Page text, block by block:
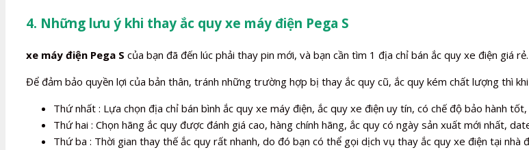
4. Những lưu ý khi thay ắc quy xe máy điện Pega S
xe máy điện Pega S của bạn đã đến lúc phải thay pin mới, và bạn cần tìm 1 địa chỉ bán ắc quy xe điện giá rẻ.
Để đảm bảo quyền lợi của bản thân, tránh những trường hợp bị thay ắc quy cũ, ắc quy kém chất lượng thì
Thứ nhất : Lựa chọn địa chỉ bán bình ắc quy xe máy điện, ắc quy xe điện uy tín, có chế độ bảo hành
Thứ hai : Chọn hãng ắc quy được đánh giá cao, hàng chính hãng, ắc quy có ngày sản xuất mới nhất,
Thứ ba : Thời gian thay thế ắc quy rất nhanh, do đó bạn có thể gọi dịch vụ thay ắc quy xe điện tại